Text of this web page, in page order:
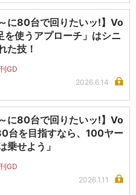
～に80台で回りたいッ!】Vo
を使うアプローチ」はシニ
た技！
GD
2026.6.14
～に80台で回りたいッ!】Vo
台を目指すなら、100ヤー
乗せよう」
GD
2026.1.11